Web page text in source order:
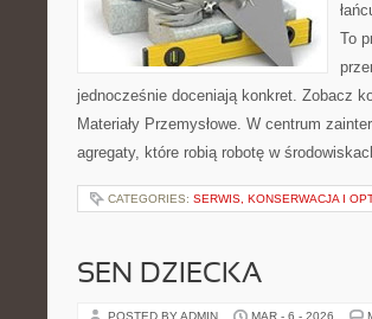
To
jednocześnie doceniają konkret. Zobacz
Materiały Przemysłowe. W centrum
agregaty, które robią robotę w
CATEGORIES: SERWIS, KONSERWACJA I
SEN DZIECKA
POSTED BY ADMIN MAR - 6 - 2026